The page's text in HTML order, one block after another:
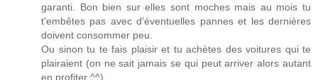
garanti. Bon bien sur elles sont moches mais au mois tu
t'embêtes pas avec d'éventuelles pannes et les dernières
doivent consommer peu.
Ou sinon tu te fais plaisir et tu achètes des voitures qui te
plairaient (on ne sait jamais se qui peut arriver alors autant
en profiter ^^)